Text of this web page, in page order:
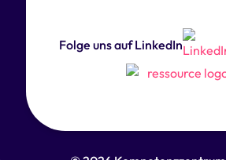
Folge uns auf LinkedIn